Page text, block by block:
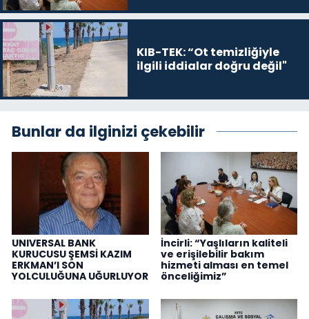
KIB-TEK: “Ot temizliğiyle
ilgili iddialar doğru değil"
Bunlar da ilginizi çekebilir
UNIVERSAL BANK
KURUCUSU ŞEMSİ KAZIM
ERKMAN’I SON
YOLCULUĞUNA UĞURLUYOR
İncirli: “Yaşlıların kaliteli
ve erişilebilir bakım
hizmeti alması en temel
önceliğimiz”